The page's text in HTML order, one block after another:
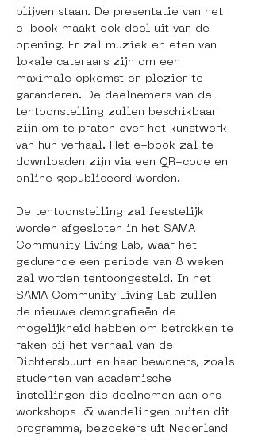
blijven staan. De presentatie van het
e-book maakt ook deel uit van de
opening. Er zal muziek en eten van
lokale cateraars zijn om een
maximale opkomst en plezier te
garanderen. De deelnemers van de
tentoonstelling zullen beschikbaar
zijn om te praten over het kunstwerk
van hun verhaal. Het e-book zal te
downloaden zijn via een QR-code en
online gepubliceerd worden.
De tentoonstelling zal feestelijk
worden afgesloten in het SAMA
Community Living Lab, waar het
gedurende een periode van 8 weken
zal worden tentoongesteld. In het
SAMA Community Living Lab zullen
de nieuwe demografieën de
mogelijkheid hebben om betrokken te
raken bij het verhaal van de
Dichtersbuurt en haar bewoners, zoals
studenten van academische
instellingen die deelnemen aan ons
workshops  & wandelingen buiten dit
programma, bezoekers uit Nederland